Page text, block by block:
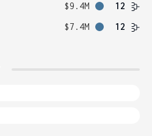
$9.4M
12
$7.4M 12